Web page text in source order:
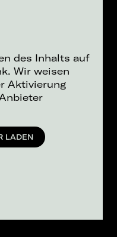
des Inhalts auf
Wir weisen
Aktivierung
LADEN